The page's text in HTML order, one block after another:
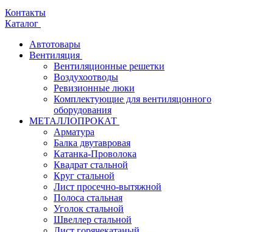
Контакты
Каталог
Автотовары
Вентиляция
Вентиляционные решетки
Воздухоотводы
Ревизионные люки
Комплектующие для вентиляцонного
оборудования
МЕТАЛЛОПРОКАТ
Арматура
Балка двутавровая
Катанка-Проволока
Квадрат стальной
Круг стальной
Лист просечно-вытяжной
Полоса стальная
Уголок стальной
Швеллер стальной